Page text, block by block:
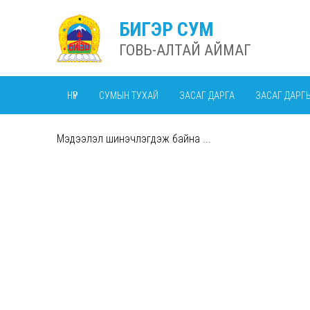
БИГЭР СУМ
ГОВЬ-АЛТАЙ АЙМАГ
НҮҮР СУМЫН ТУХАЙ ЗАСАГ ДАРГА ЗАСАГ
Мэдээлэл шинэчлэгдэж байна ...